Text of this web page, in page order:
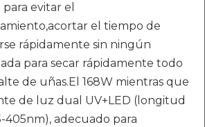
evitar el
el tiempo de
rápidamente sin ningún
para secar rápidamente todo
de uñas.El 168W mientras que
de luz dual UV+LED (longitud
405nm), adecuado para